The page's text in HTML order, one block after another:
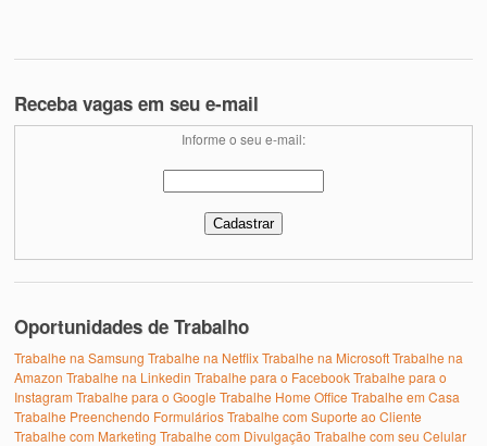
Receba vagas em seu e-mail
Informe o seu e-mail:
Oportunidades de Trabalho
Trabalhe na Samsung Trabalhe na NetflixTrabalhe na MicrosoftTrabalhe na
Amazon Trabalhe na Linkedin Trabalhe para o FacebookTrabalhe para o
Instagram Trabalhe para o Google Trabalhe Home Office Trabalhe em Casa
Trabalhe Preenchendo FormuláriosTrabalhe com Suporte ao Cliente
Trabalhe com Marketing Trabalhe com Divulgação Trabalhe com seu Celular